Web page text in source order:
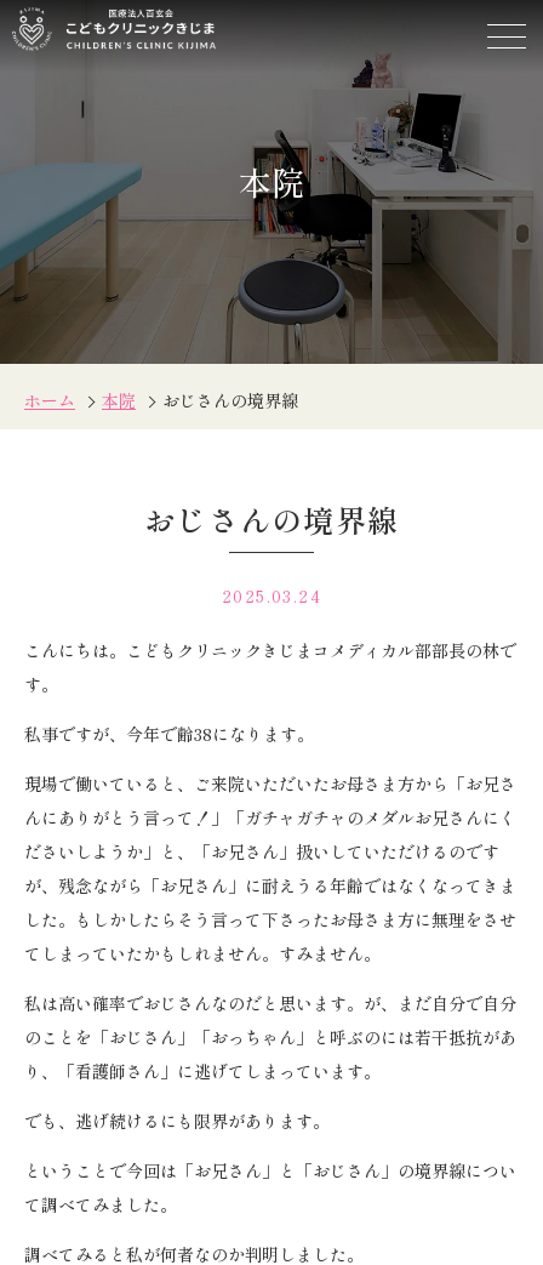
お
本院
ホーム 本院 おじさんの境界線
おじさんの境界線
2025.03.24
こんにちは。こどもクリニックきじまコメディカル部部長の林で
す。
私事ですが、今年で齢38になります。
現場で働いていると、ご来院いただいたお母さま方から「お兄さ
んにありがとう言って！」「ガチャガチャのメダルお兄さんにく
ださいしようか」と、「お兄さん」扱いしていただけるのです
が、残念ながら「お兄さん」に耐えうる年齢ではなくなってきま
した。もしかしたらそう言って下さったお母さま方に無理をさせ
てしまっていたかもしれません。すみません。
私は高い確率でおじさんなのだと思います。が、まだ自分で自分
のことを「おじさん」「おっちゃん」と呼ぶのには若干抵抗があ
り、「看護師さん」に逃げてしまっています。
でも、逃げ続けるにも限界があります。
ということで今回は「お兄さん」と「おじさん」の境界線につい
て調べてみました。
調べてみると私が何者なのか判明しました。